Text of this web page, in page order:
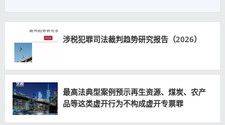
涉税犯罪司法裁判趋势研究报告（2026）
最高法典型案例预示再生资源、煤炭、农产
品等这类虚开行为不构成虚开专票罪